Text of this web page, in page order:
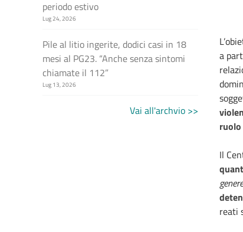
a
Il
reati
periodo estivo
Lug 24, 2026
Pile al litio ingerite, dodici casi in 18
mesi al PG23. “Anche senza sintomi
chiamate il 112”
Lug 13, 2026
Vai all'archvio >>